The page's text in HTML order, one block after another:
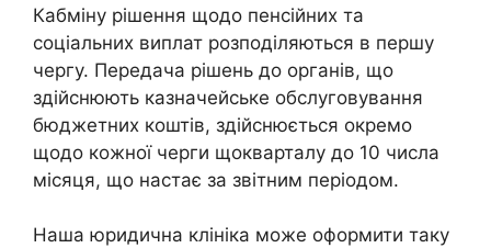
Кабміну рішення щодо пенсійних та
соціальних виплат розподіляються в першу
чергу. Передача рішень до органів, що
здійснюють казначейське обслуговування
бюджетних коштів, здійснюється окремо
щодо кожної черги щокварталу до 10 числа
місяця, що настає за звітним періодом.
Наша юридична клініка може оформити таку